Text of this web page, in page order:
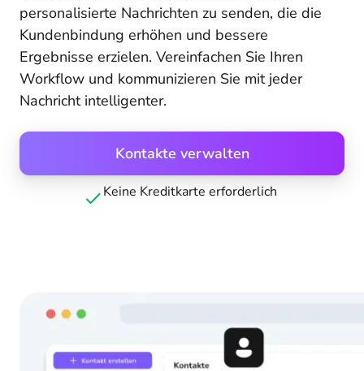
personalisierte Nachrichten zu senden, die die
Kundenbindung erhöhen und bessere
Ergebnisse erzielen. Vereinfachen Sie Ihren
Workflow und kommunizieren Sie mit jeder
Nachricht intelligenter.
Kontakte verwalten
Keine Kreditkarte erforderlich